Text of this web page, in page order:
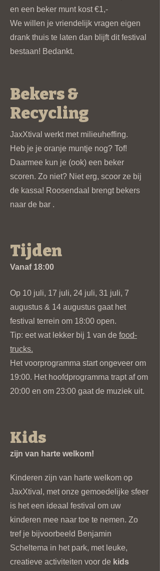
en een beker munt kost €1,-
We willen je vriendelijk vragen eigen
drank thuis te laten dan blijft dit festival
bestaan! Bedankt.
Bekers &
Recycling
JaxXtival werkt met milieuheffing.
Heb je je oranje muntje nog? Tof!
Daarmee kun je (ook) een beker
scoren. Zo niet? Niet erg, scoor ze bij
de kassa! Roosendaal brengt bekers
naar de bar .
Tijden
Vanaf 18:00
Op 10 juli, 17 juli, 24 juli, 31 juli, 7
augustus & 14 augustus gaat het
festival terrein om 18:00 open.
Tip: eet wat lekker bij 1 van de food-
trucks.
Het voorprogramma start ongeveer om
19:00. Het hoofdprogramma trapt af om
20:00 en om 23:00 gaat de muziek uit.
Kids
zijn van harte welkom!
Kinderen zijn van harte welkom op
JaxXtival, met onze gemoedelijke sfeer
is het een ideaal festival om uw
kinderen mee naar toe te nemen. Zo
tref je bijvoorbeeld Benjamin
Scheltema in het park, met leuke,
creatieve activiteiten voor de kids